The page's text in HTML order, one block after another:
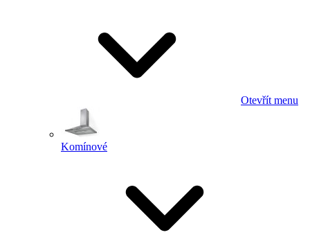
Otevřít menu
Komínové